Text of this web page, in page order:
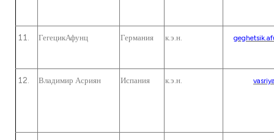
ГегецикАфунц Германия к.э.н.
Владимир Асриян Испания к.э.н.